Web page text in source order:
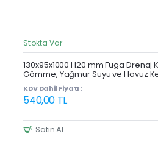
Stokta Var
130x95x1000 H20 mm Fuga Drenaj
Gömme, Yağmur Suyu ve Havuz
KDV Dahil Fiyatı :
540,00 TL
Satın Al